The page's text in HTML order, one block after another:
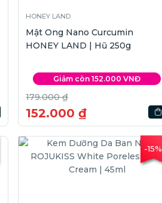
HONEY LAND
Mật Ong Nano Curcumin
HONEY LAND | Hũ 250g
Giảm còn 152.000 VNĐ
179.000 ₫
152.000 ₫
-15%